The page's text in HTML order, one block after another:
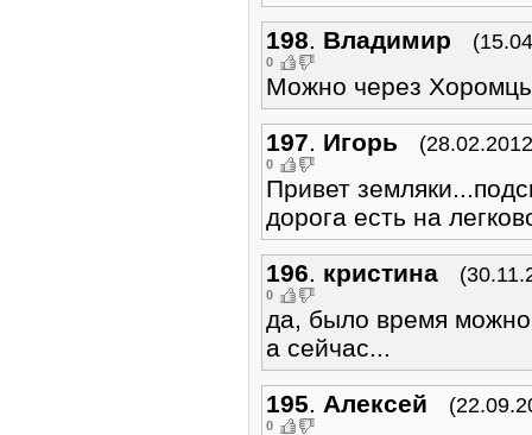
198. Владимир
0
Можно через
197. Игорь
0
Привет
дорога есть на
196. кристина
0
да, было время можно
а сейчас...
195. Алексей
0